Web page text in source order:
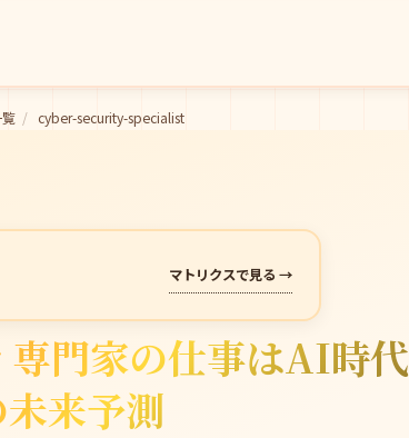
/ cyber-security-specialist
マトリクスで見る →
専門家の仕事はAI時
来予測